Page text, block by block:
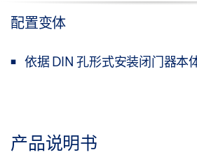
配置变体
依据 DIN 孔形式安装闭门器本
产品说明书